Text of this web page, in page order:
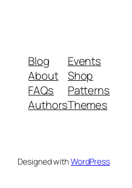
Blog
About
FAQs
Authors
Events
Shop
Patterns
Themes
Designed withWordPress